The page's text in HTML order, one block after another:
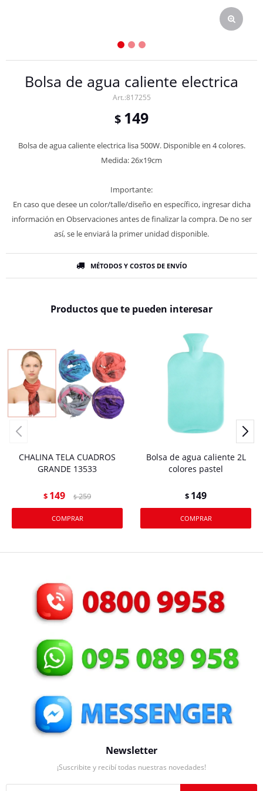
Bolsa de agua caliente electrica
817255
$ 149
Bolsa de agua caliente electrica lisa 500W. Disponible en 4 colores.
Medida: 26x19cm
Importante:
En caso que desee un color/talle/diseño en específico, ingresar dicha
información en Observaciones antes de finalizar la compra. De no ser
así, se le enviará la primer unidad disponible.
MÉTODOS Y COSTOS DE ENVÍO
Productos que te pueden interesar
CHALINA TELA CUADROS
GRANDE 13533
$ 149 $ 259
Bolsa de agua caliente 2L
colores pastel
$ 149
Newsletter
¡Suscribite y recibí todas nuestras novedades!